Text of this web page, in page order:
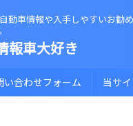
動車情報や入手しやすいお勧
報車大好き
い合わせフォーム 当サ